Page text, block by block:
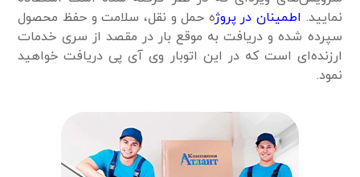
نمایید. اطمینان در پروژه حمل و نقل، سلامت و حفظ محصول
سپرده شده و دریافت به موقع بار در مقصد از سری خدمات
ارزنده‌ای است که در این اتوبار وی آی پی دریافت خواهید
نمود.